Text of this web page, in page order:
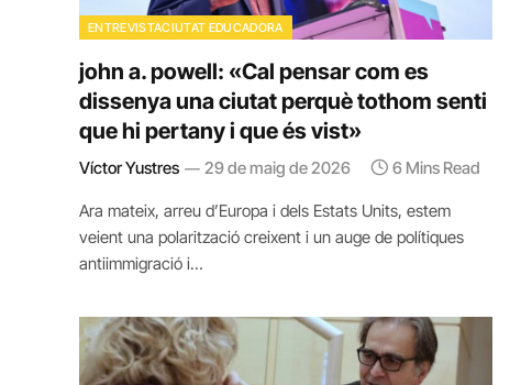
ENTREVISTACIUTAT EDUCADORA
john a. powell: «Cal pensar com es
dissenya una ciutat perquè tothom senti
que hi pertany i que és vist»
Víctor Yustres 29 de maig de 2026 6 Mins Read
Ara mateix, arreu d’Europa i dels Estats Units, estem
veient una polarització creixent i un auge de polítiques
antiimmigració i…